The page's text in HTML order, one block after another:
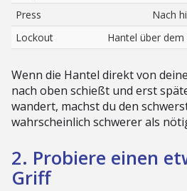
Press
Nach
Lockout
Hantel über
Wenn die Hantel direkt von
nach oben schießt und erst
wandert, machst du den
wahrscheinlich schwerer als
2. Probiere einen
Griff